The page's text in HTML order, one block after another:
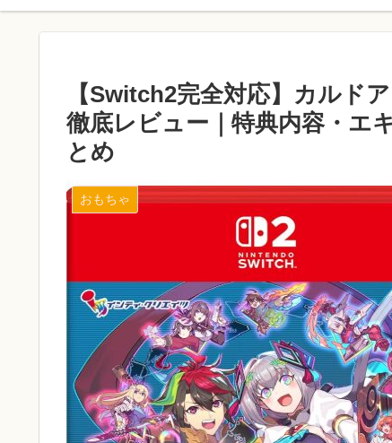
【Switch2完全対応】カルド
徹底レビュー｜特典内容・エ
とめ
おもちゃ